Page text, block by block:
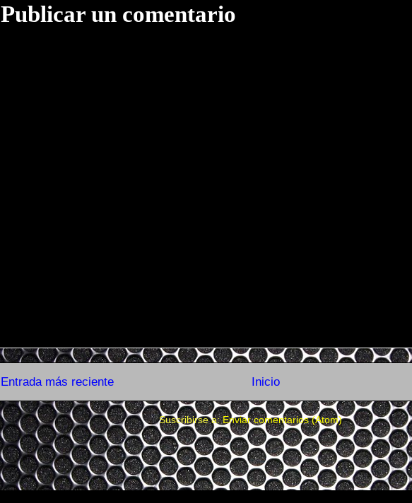
Publicar un comentario
Entrada más reciente Inicio
Suscribirse a:Enviar comentarios (Atom)